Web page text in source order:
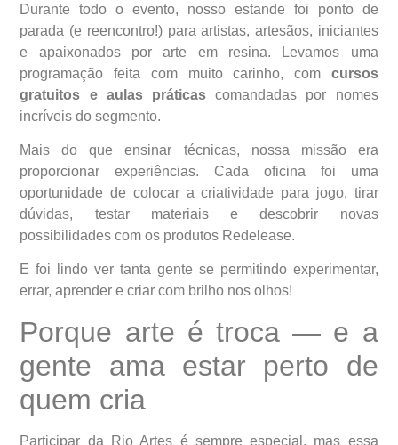
Durante todo o evento, nosso estande foi ponto de
parada (e reencontro!) para artistas, artesãos, iniciantes
e apaixonados por arte em resina. Levamos uma
programação feita com muito carinho, com cursos
gratuitos e aulas práticas comandadas por nomes
incríveis do segmento.
Mais do que ensinar técnicas, nossa missão era
proporcionar experiências. Cada oficina foi uma
oportunidade de colocar a criatividade para jogo, tirar
dúvidas, testar materiais e descobrir novas
possibilidades com os produtos Redelease.
E foi lindo ver tanta gente se permitindo experimentar,
errar, aprender e criar com brilho nos olhos!
Porque arte é troca — e a
gente ama estar perto de
quem cria
Participar da Rio Artes é sempre especial, mas essa